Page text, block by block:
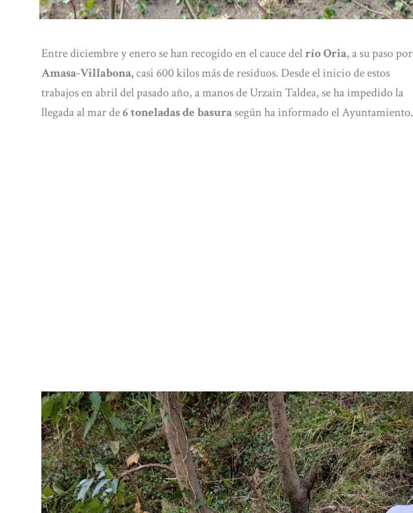
Entre diciembre y enero se han recogido en el cauce delrío Oria, a su paso por
Amasa-Villabona,casi 600 kilos más de residuos. Desde el inicio de estos
trabajos en abril del pasado año, a manos de Urzain Taldea, se ha impedido la
llegada al mar de6 toneladas de basurasegún ha informado el Ayuntamiento.